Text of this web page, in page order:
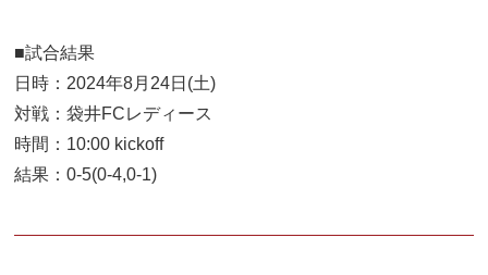
■試合結果
日時：2024年8月24日(土)
対戦：袋井FCレディース
時間：10:00 kickoff
結果：0-5(0-4,0-1)